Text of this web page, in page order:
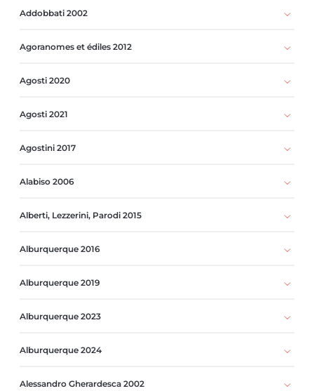
Addobbati 2002
Agoranomes et édiles 2012
Agosti 2020
Agosti 2021
Agostini 2017
Alabiso 2006
Alberti, Lezzerini, Parodi 2015
Alburquerque 2016
Alburquerque 2019
Alburquerque 2023
Alburquerque 2024
Alessandro Gherardesca 2002